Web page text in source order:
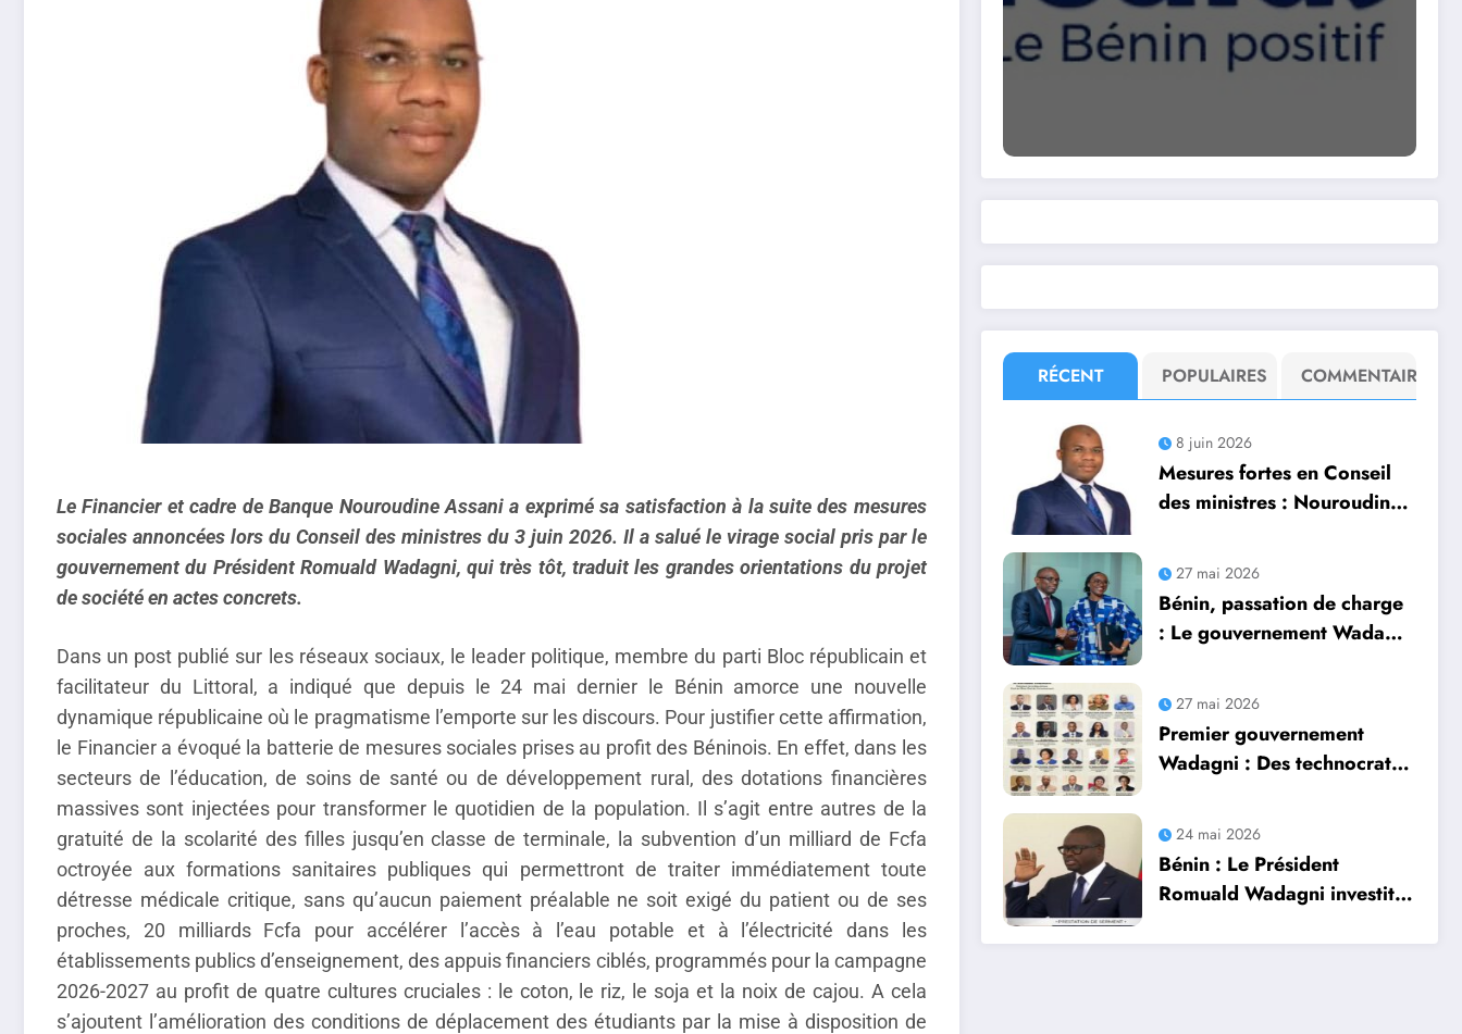
Le Financier et cadre de Banque Nouroudine Assani a exprimé sa satisfaction à la suite des mesures
sociales annoncées lors du Conseil des ministres du 3 juin 2026. Il a salué le virage social pris par le
gouvernement du Président Romuald Wadagni, qui très tôt, traduit les grandes orientations du projet
de société en actes concrets.
Dans un post publié sur les réseaux sociaux, le leader politique, membre du parti Bloc républicain et
facilitateur du Littoral, a indiqué que depuis le 24 mai dernier le Bénin amorce une nouvelle
dynamique républicaine où le pragmatisme l’emporte sur les discours. Pour justifier cette affirmation,
le Financier a évoqué la batterie de mesures sociales prises au profit des Béninois. En effet, dans les
secteurs de l’éducation, de soins de santé ou de développement rural, des dotations financières
massives sont injectées pour transformer le quotidien de la population. Il s’agit entre autres de la
gratuité de la scolarité des filles jusqu’en classe de terminale, la subvention d’un milliard de Fcfa
octroyée aux formations sanitaires publiques qui permettront de traiter immédiatement toute
détresse médicale critique, sans qu’aucun paiement préalable ne soit exigé du patient ou de ses
proches, 20 milliards Fcfa pour accélérer l’accès à l’eau potable et à l’électricité dans les
établissements publics d’enseignement, des appuis financiers ciblés, programmés pour la campagne
2026-2027 au profit de quatre cultures cruciales : le coton, le riz, le soja et la noix de cajou. A cela
s’ajoutent l’amélioration des conditions de déplacement des étudiants par la mise à disposition de
RÉCENT POPULAIRES COMMENTAIRE
8 juin 2026
Mesures fortes en Conseil
des ministres : Nouroudine
social du gouvernement
27 mai 2026
Bénin, passation de charge
: Le gouvernement Wadagni
commandes
27 mai 2026
Premier gouvernement
Wadagni : Des technocrates
expertise le septennat
24 mai 2026
Bénin : Le Président
Romuald Wadagni investit,
rênes du pays